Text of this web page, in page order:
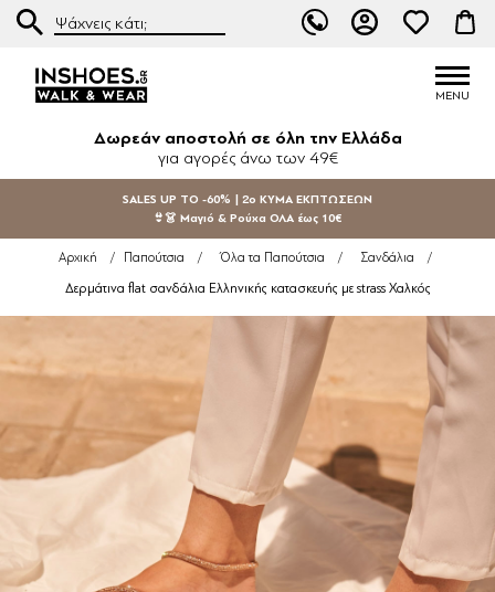
Δωρεάν αποστολή σε όλη την Ελλάδα
για αγορές άνω των 49€
SALES UP TO -60% | 2ο ΚΥΜΑ ΕΚΠΤΩΣΕΩΝ
👙👗 Μαγιό & Ρούχα ΟΛΑ έως 10€
Αρχική / Παπούτσια / Όλα τα Παπούτσια / Σανδάλια /
Δερμάτινα flat σανδάλια Ελληνικής κατασκευής με strass Χαλκός